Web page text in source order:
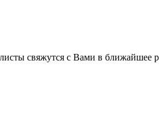
свяжутся с Вами в ближайшее